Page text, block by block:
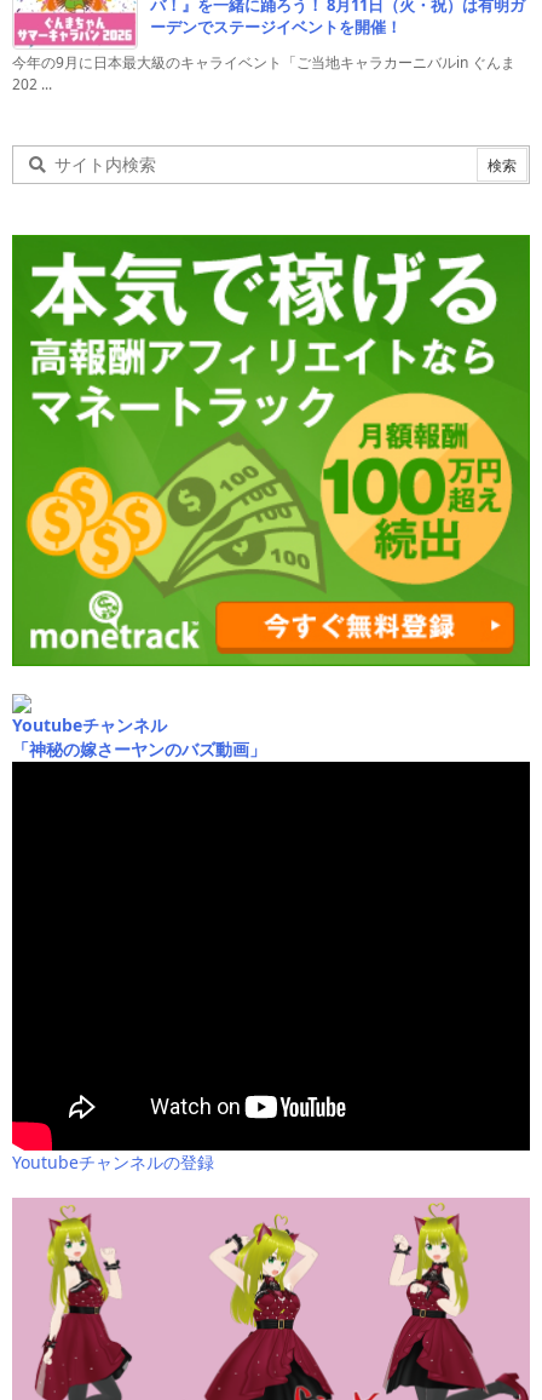
バ！』を一緒に踊ろう！ 8月11日（火・祝）は有明ガ
ーデンでステージイベントを開催！
今年の9月に日本最大級のキャライベント「ご当地キャラカーニバルin ぐんま
202 ...
Youtubeチャンネル
「神秘の嫁さーヤンのバズ動画」
Youtubeチャンネルの登録